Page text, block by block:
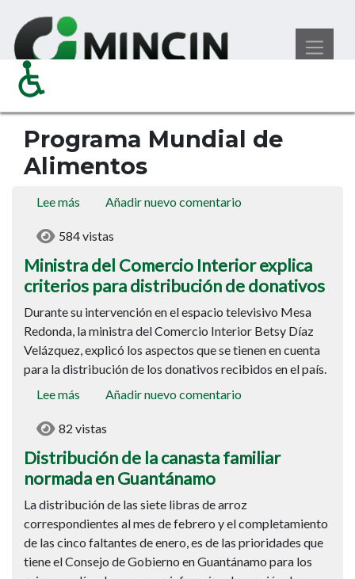
principal
Programa Mundial de
Alimentos
Lee más sobre
del
Comercio
explica
criterios
para
distribución
de
donativos
Añadir nuevo comentario
584 vistas
Ministra del Comercio Interior explica
criterios para distribución de donativos
Durante su intervención en el espacio televisivo Mesa
Redonda, la ministra del Comercio Interior Betsy Díaz
Velázquez, explicó los aspectos que se tienen en cuenta
para la distribución de los donativos recibidos en el país.
Lee más sobre
de
canasta
familiar
normada
en
Guantánamo
Añadir nuevo comentario
82 vistas
Distribución de la canasta familiar
normada en Guantánamo
La distribución de las siete libras de arroz
correspondientes al mes de febrero y el completamiento
de las cinco faltantes de enero, es de las prioridades que
tiene el Consejo de Gobierno en Guantánamo para los